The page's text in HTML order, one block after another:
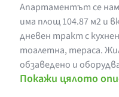
Апартаментът се
има площ 104.87 м2 и
дневен тракт с
тоалетна, тераса.
обзаведено и
Покажи цялото